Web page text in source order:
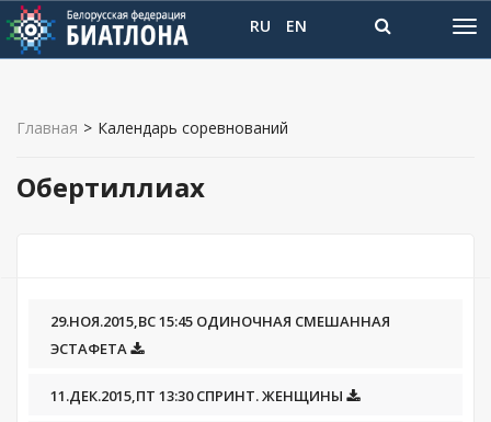
RU EN
Главная > Календарь соревнований
Обертиллиах
29.НОЯ.2015,ВС 15:45 ОДИНОЧНАЯ СМЕШАННАЯ
ЭСТАФЕТА
11.ДЕК.2015,ПТ 13:30 СПРИНТ. ЖЕНЩИНЫ